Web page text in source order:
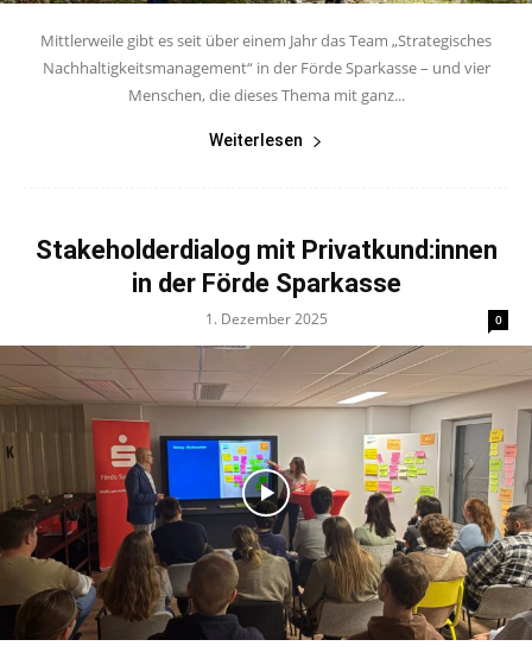
Mittlerweile gibt es seit über einem Jahr das Team „Strategisches
Nachhaltigkeitsmanagement“ in der Förde Sparkasse – und vier
Menschen, die dieses Thema mit ganz...
Weiterlesen
Stakeholderdialog mit Privatkund:innen
in der Förde Sparkasse
1. Dezember 2025 0